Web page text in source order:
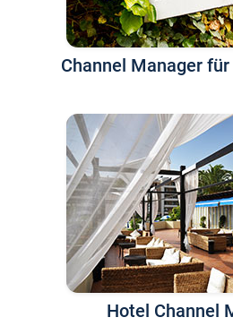
Channel Manager
Hotel Channel